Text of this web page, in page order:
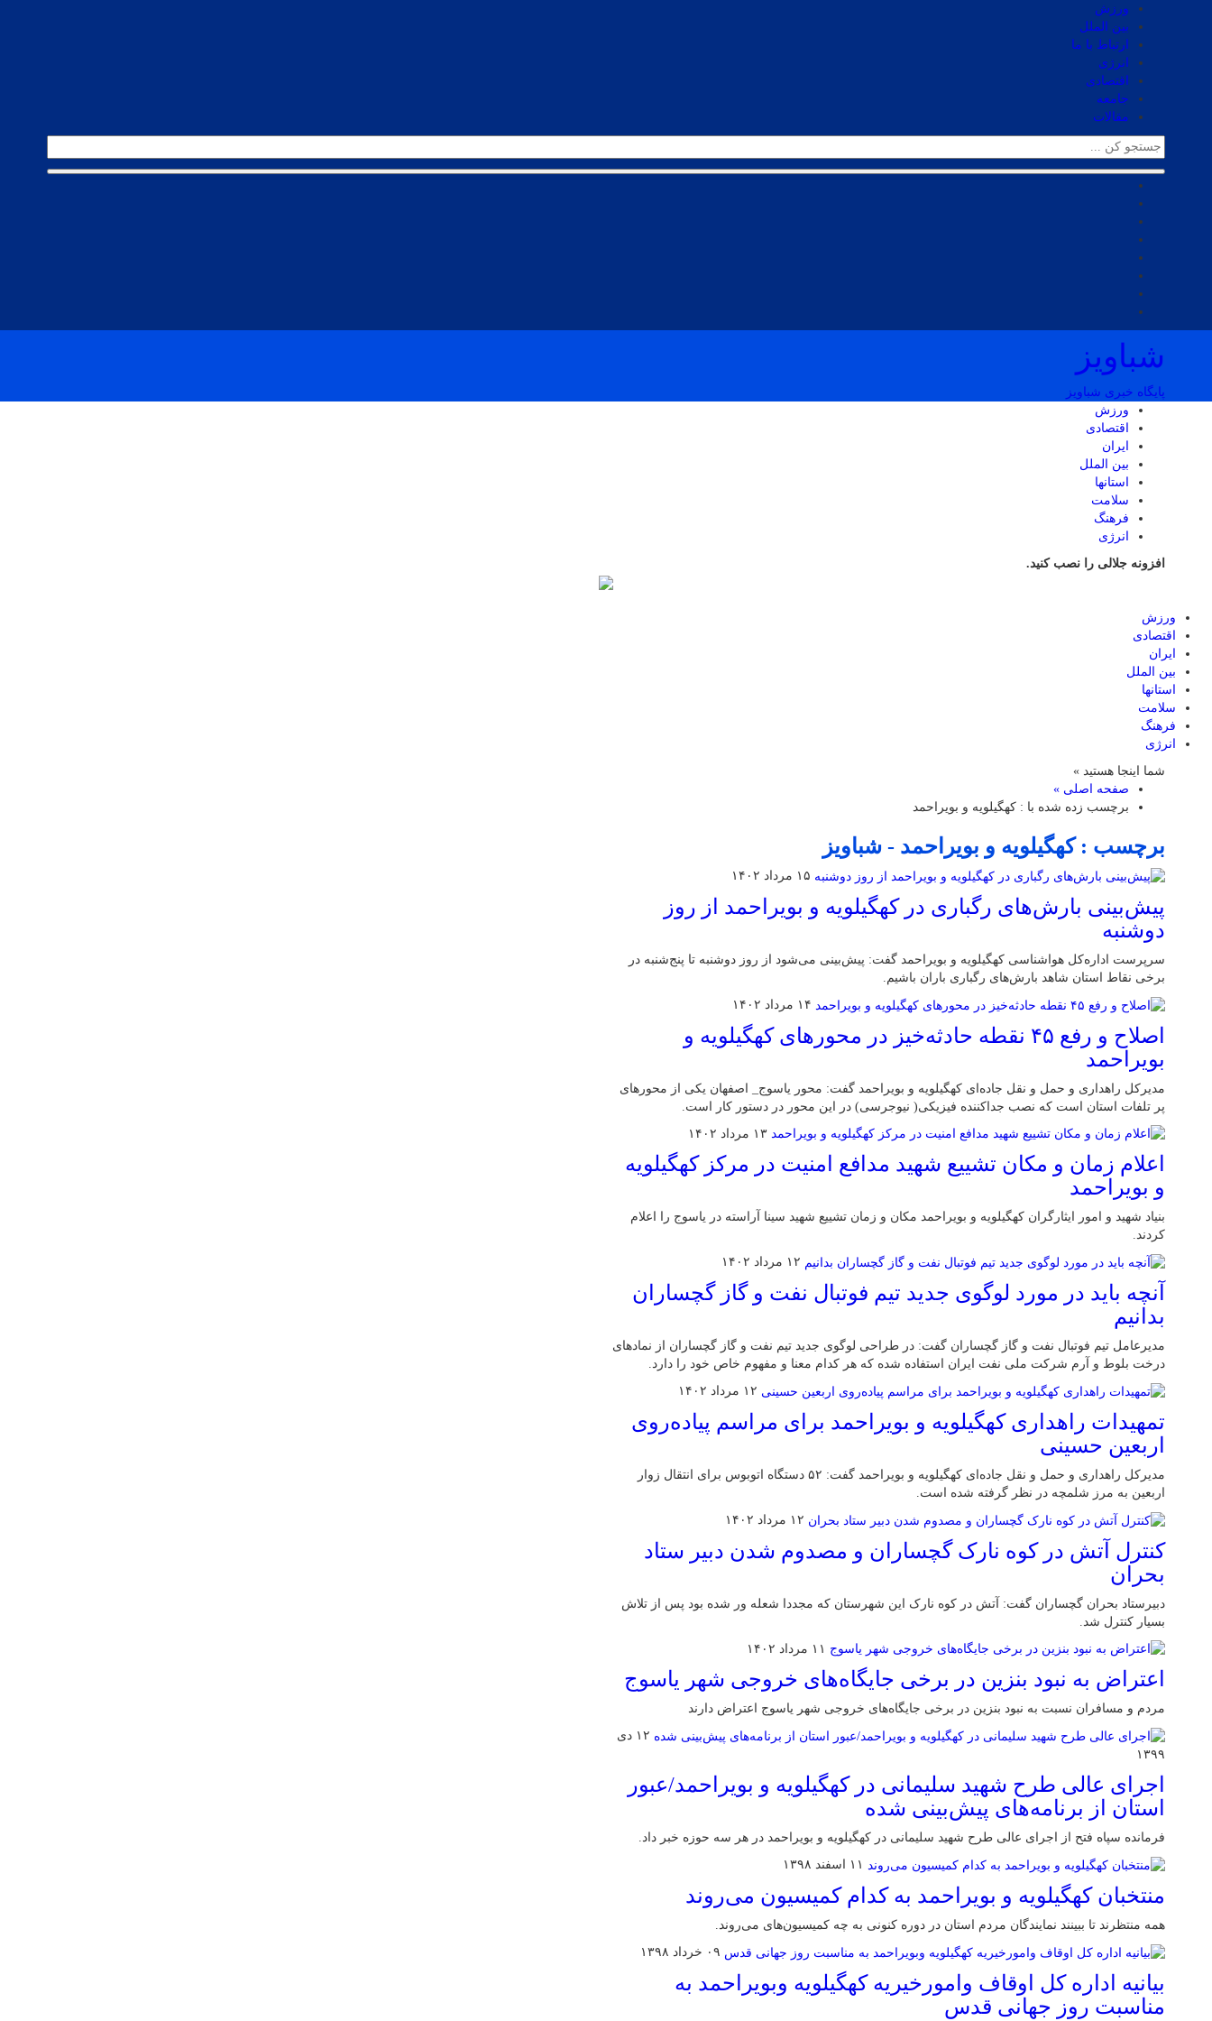
ورزش
بین الملل
ارتباط با ما
انرژی
اقتصادی
جامعه
مقالات
شباویز
پایگاه خبری شباویز
ورزش
اقتصادی
ایران
بین الملل
استانها
سلامت
فرهنگ
انرژی
افزونه جلالی را نصب کنید.
ورزش
اقتصادی
ایران
بین الملل
استانها
سلامت
فرهنگ
انرژی
شما اینجا هستید »
صفحه اصلی »
برچسب زده شده با : کهگیلویه و بویراحمد
برچسب : کهگیلویه و بویراحمد - شباویز
۱۵ مرداد ۱۴۰۲
پیش‌بینی بارش‌های رگباری در کهگیلویه و بویراحمد از روز
دوشنبه
سرپرست اداره‌کل هواشناسی کهگیلویه و بویراحمد گفت: پیش‌بینی می‌شود از روز دوشنبه تا پنج‌شنبه در
برخی نقاط استان شاهد بارش‌های رگباری باران باشیم.
۱۴ مرداد ۱۴۰۲
اصلاح و رفع ۴۵ نقطه حادثه‌خیز در محورهای کهگیلویه و
بویراحمد
مدیرکل راهداری و حمل و نقل جاده‌ای کهگیلویه و بویراحمد گفت: محور یاسوج_ اصفهان یکی از محورهای
پر تلفات استان است که نصب جداکننده فیزیکی( نیوجرسی) در این محور در دستور کار است.
۱۳ مرداد ۱۴۰۲
اعلام زمان و مکان تشییع شهید مدافع امنیت در مرکز کهگیلویه
و بویراحمد
بنیاد شهید و امور ایثارگران کهگیلویه و بویراحمد مکان و زمان تشییع شهید سینا آراسته در یاسوج را اعلام
کردند.
۱۲ مرداد ۱۴۰۲
آنچه باید در مورد لوگوی جدید تیم فوتبال نفت و گاز گچساران
بدانیم
مدیرعامل تیم فوتبال نفت و گاز گچساران گفت: در طراحی لوگوی جدید تیم نفت و گاز گچساران از نمادهای
درخت بلوط و آرم شرکت ملی نفت ایران استفاده شده که هر کدام معنا و مفهوم خاص خود را دارد.
۱۲ مرداد ۱۴۰۲
تمهیدات راهداری کهگیلویه و بویراحمد برای مراسم پیاده‌روی
اربعین حسینی
مدیرکل راهداری و حمل و نقل جاده‌ای کهگیلویه و بویراحمد گفت: ۵۲ دستگاه اتوبوس برای انتقال زوار
اربعین به مرز شلمچه در نظر گرفته شده است.
۱۲ مرداد ۱۴۰۲
کنترل آتش در کوه نارک گچساران و مصدوم شدن دبیر ستاد
بحران
دبیرستاد بحران گچساران گفت: آتش در کوه نارک این شهرستان که مجددا شعله ور شده بود پس از تلاش
بسیار کنترل شد.
۱۱ مرداد ۱۴۰۲
اعتراض به نبود بنزین در برخی جایگاه‌های خروجی شهر یاسوج
مردم و مسافران نسبت به نبود بنزین در برخی جایگاه‌های خروجی شهر یاسوج اعتراض دارند
۱۲ دی
۱۳۹۹
اجرای عالی طرح شهید سلیمانی در کهگیلویه و بویراحمد/عبور
استان از برنامه‌‌های پیش‌بینی شده
فرمانده سپاه فتح از اجرای عالی طرح شهید سلیمانی در کهگیلویه و بویراحمد در هر سه حوزه خبر داد.
۱۱ اسفند ۱۳۹۸
منتخبان کهگیلویه و بویراحمد به کدام کمیسیون می‌روند
همه منتظرند تا ببینند نمایندگان مردم استان در دوره کنونی به چه کمیسیون‌های می‌‌روند.
۰۹ خرداد ۱۳۹۸
بیانیه اداره کل اوقاف وامورخیریه کهگیلویه وبویراحمد به
مناسبت روز جهانی قدس